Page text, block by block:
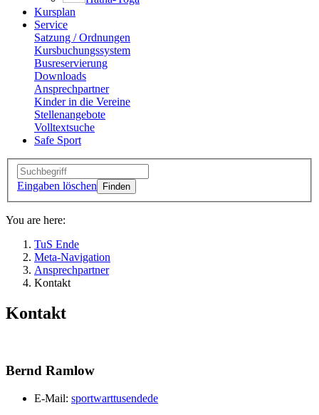
Kursplan
Service
Satzung / Ordnungen
Kursbuchungssystem
Busreservierung
Downloads
Ansprechpartner
Kinder in die Vereine
Stellenangebote
Volltextsuche
Safe Sport
Eingaben löschen
You are here:
TuS Ende
Meta-Navigation
Ansprechpartner
Kontakt
Kontakt
Bernd Ramlow
E-Mail: sportwarttusendede